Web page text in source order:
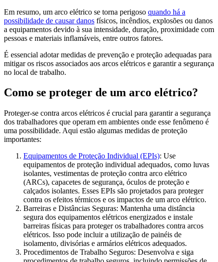
Em resumo, um arco elétrico se torna perigoso quando há a
possibilidade de causar danos físicos, incêndios, explosões ou danos
a equipamentos devido à sua intensidade, duração, proximidade com
pessoas e materiais inflamáveis, entre outros fatores.
É essencial adotar medidas de prevenção e proteção adequadas para
mitigar os riscos associados aos arcos elétricos e garantir a segurança
no local de trabalho.
Como se proteger de um arco elétrico?
Proteger-se contra arcos elétricos é crucial para garantir a segurança
dos trabalhadores que operam em ambientes onde esse fenômeno é
uma possibilidade. Aqui estão algumas medidas de proteção
importantes:
Equipamentos de Proteção Individual (EPIs): Use
equipamentos de proteção individual adequados, como luvas
isolantes, vestimentas de proteção contra arco elétrico
(ARCs), capacetes de segurança, óculos de proteção e
calçados isolantes. Esses EPIs são projetados para proteger
contra os efeitos térmicos e os impactos de um arco elétrico.
Barreiras e Distâncias Seguras: Mantenha uma distância
segura dos equipamentos elétricos energizados e instale
barreiras físicas para proteger os trabalhadores contra arcos
elétricos. Isso pode incluir a utilização de painéis de
isolamento, divisórias e armários elétricos adequados.
Procedimentos de Trabalho Seguros: Desenvolva e siga